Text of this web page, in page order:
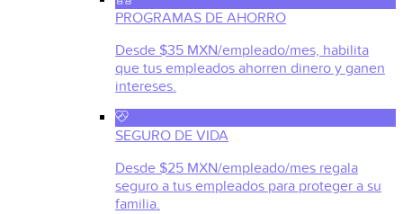
PROGRAMAS DE AHORRO
Desde $35 MXN/empleado/mes, habilita
que tus empleados ahorren dinero y ganen
intereses.
SEGURO DE VIDA
Desde $25 MXN/empleado/mes regala
seguro a tus empleados para proteger a su
familia.